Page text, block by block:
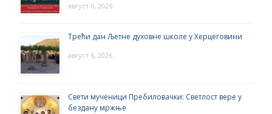
август 6, 2026
Трећи дан Љетне духовне школе у Херцеговини
август 6, 2026
Свети мученици Пребиловачки: Светлост вере у
бездану мржње